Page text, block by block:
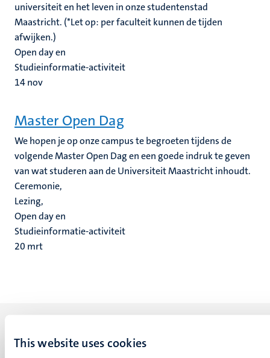
This website uses cookies
universiteit en het leven in onze studentenstad
Maastricht. (*Let op: per faculteit kunnen de tijden
afwijken.)
Open day en
Studieinformatie-activiteit
14nov
Master Open Dag
We hopen je op onze campus te begroeten tijdens de
volgende Master Open Dag en een goede indruk te geven
van wat studeren aan de Universiteit Maastricht inhoudt.
Ceremonie,
Lezing,
Open day en
Studieinformatie-activiteit
20 mrt